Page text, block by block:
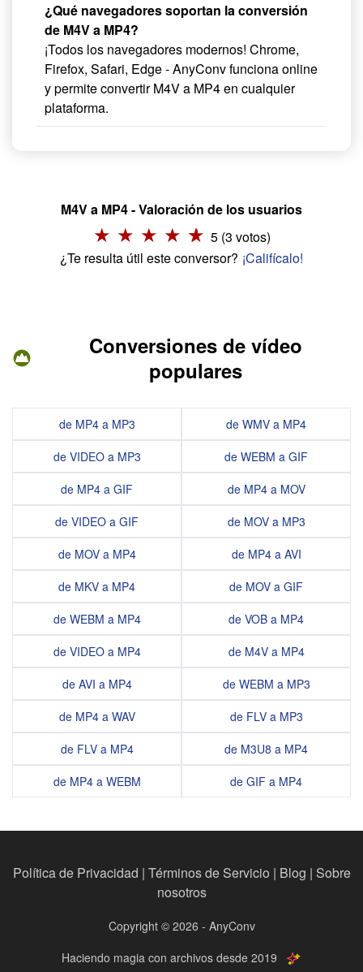
¿Qué navegadores soportan la conversión
de M4V a MP4?
¡Todos los navegadores modernos! Chrome,
Firefox, Safari, Edge - AnyConv funciona online
y permite convertir M4V a MP4 en cualquier
plataforma.
M4V a MP4 - Valoración de los usuarios
5 (3 votos)
¿Te resulta útil este conversor? ¡Califícalo!
Conversiones de vídeo
populares
de MP4 a MP3
de VIDEO a MP3
de MP4 a GIF
de VIDEO a GIF
de MOV a MP4
de MKV a MP4
de WEBM a MP4
de VIDEO a MP4
de AVI a MP4
de MP4 a WAV
de FLV a MP4
de MP4 a WEBM
de WMV a MP4
de WEBM a GIF
de MP4 a MOV
de MOV a MP3
de MP4 a AVI
de MOV a GIF
de VOB a MP4
de M4V a MP4
de WEBM a MP3
de FLV a MP3
de M3U8 a MP4
de GIF a MP4
Política de Privacidad | Términos de Servicio | Blog | Sobre
nosotros
Copyright © 2026 - AnyConv
Haciendo magia con archivos desde 2019